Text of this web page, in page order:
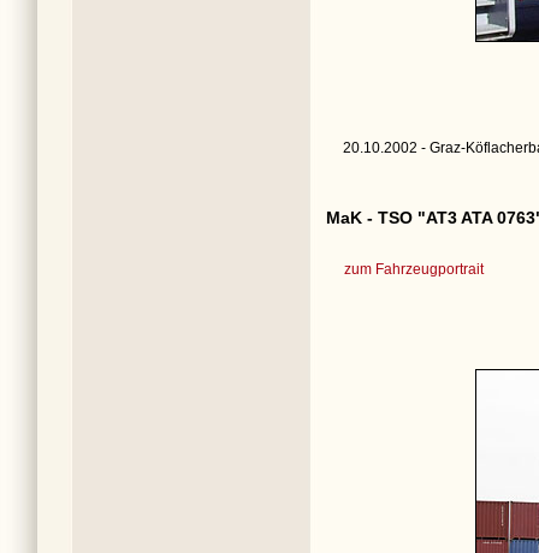
20.10.2002 - Graz-
MaK - TSO "AT3 ATA
zum Fahrzeugportrait